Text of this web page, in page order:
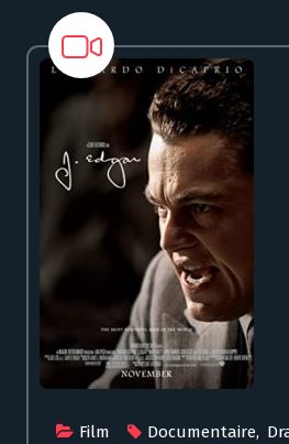
Film Documentaire,